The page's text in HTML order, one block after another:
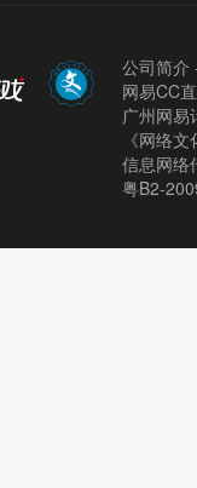
公司简介
网易CC
广州网
《网络
信息网络
粤B2-